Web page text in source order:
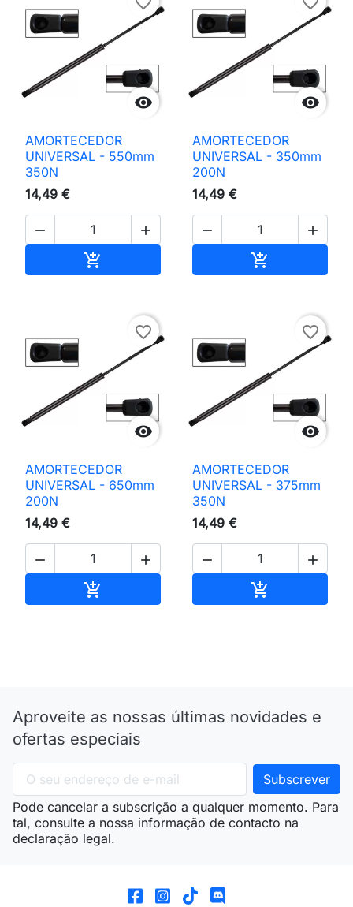

AMORTECEDOR
UNIVERSAL - 550mm
350N
14,49 €
 


AMORTECEDOR
UNIVERSAL - 350mm
200N
14,49 €
 


favorite_border
AMORTECEDOR
UNIVERSAL - 650mm
200N
14,49 €
 


favorite_border
AMORTECEDOR
UNIVERSAL - 375mm
350N
14,49 €
 

Aproveite as nossas últimas novidades e
ofertas especiais
Pode cancelar a subscrição a qualquer momento. Para
tal, consulte a nossa informação de contacto na
declaração legal.